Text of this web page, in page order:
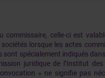
commissaire, celle-ci est
lorsque les actes
spécialement indiqués
juridique de l’Institut des
» ne signifie pas